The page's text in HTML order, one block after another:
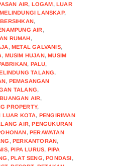
AIR, LOGAM,LUAR
MELINDUNGI LANSKAP,
,
AIR,
RUMAH,
,METAL GALVANIS,
, MUSIM HUJAN,MUSIM
, PALU,
TALANG,
, PEMASANGAN
TALANG,
AIR,
PROPERTY,
LUAR KOTA, PENGIRIMAN
AIR,PENGUKURAN
,PERAWATAN
,PERKANTORAN,
,PIPA LURUS, PIPA
,PLAT SENG,PONDASI,